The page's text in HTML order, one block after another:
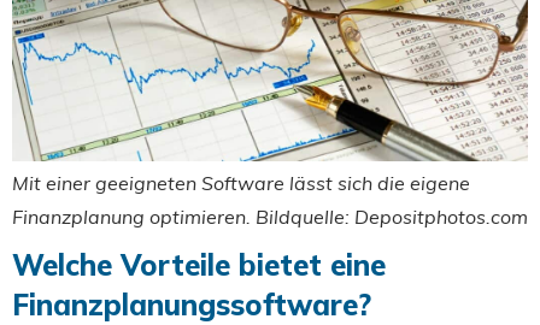
Mit einer geeigneten Software lässt sich die eigene
Finanzplanung optimieren. Bildquelle: Depositphotos.com
Welche Vorteile bietet eine
Finanzplanungssoftware?